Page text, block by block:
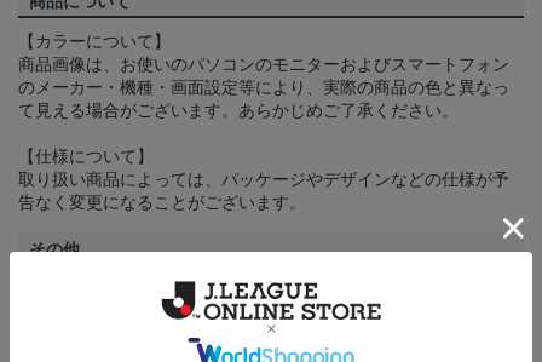
【カラーについて】
商品画像は、お使いのパソコンのモニターおよびスマートフォン
のメーカー・機種・画面設定等により、実際の商品の色と異なっ
て見える場合がございます。あらかじめご了承ください。
【仕様について】
取り扱い商品によっては、パッケージやデザインなどの仕様が予
告なく変更になることがございます。
その他